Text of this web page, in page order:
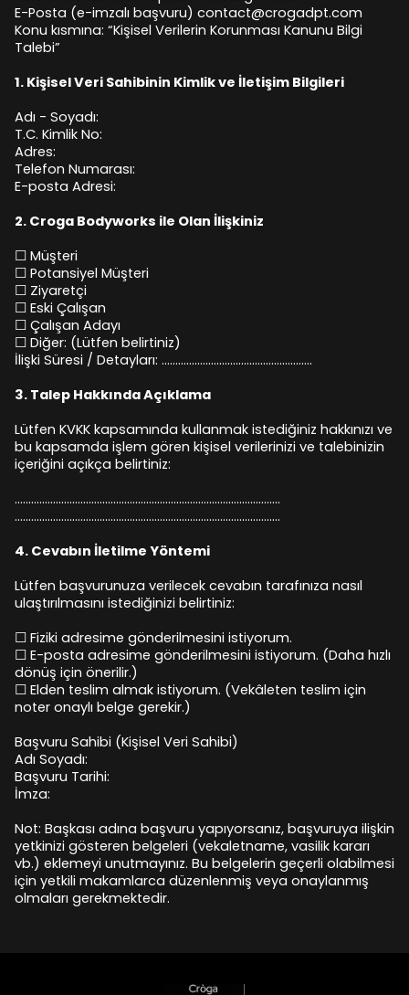
E-Posta (e-imzalı başvuru) contact@crogadpt.com
Konu kısmına: “Kişisel Verilerin Korunması Kanunu Bilgi
Talebi”
1.⁠ ⁠Kişisel Veri Sahibinin Kimlik ve İletişim Bilgileri
Adı - Soyadı:
T.C. Kimlik No:
Adres:
Telefon Numarası:
E-posta Adresi:
2.⁠ ⁠Croga Bodyworks ile Olan İlişkiniz
☐ Müşteri
☐ Potansiyel Müşteri
☐ Ziyaretçi
☐ Eski Çalışan
☐ Çalışan Adayı
☐ Diğer: (Lütfen belirtiniz)
İlişki Süresi / Detayları: .......................................................
3.⁠ ⁠Talep Hakkında Açıklama
Lütfen KVKK kapsamında kullanmak istediğiniz hakkınızı ve
bu kapsamda işlem gören kişisel verilerinizi ve talebinizin
içeriğini açıkça belirtiniz:
.................................................................................................
.................................................................................................
4.⁠ ⁠Cevabın İletilme Yöntemi
Lütfen başvurunuza verilecek cevabın tarafınıza nasıl
ulaştırılmasını istediğinizi belirtiniz:
☐ Fiziki adresime gönderilmesini istiyorum.
☐ E-posta adresime gönderilmesini istiyorum. (Daha hızlı
dönüş için önerilir.)
☐ Elden teslim almak istiyorum. (Vekâleten teslim için
noter onaylı belge gerekir.)
Başvuru Sahibi (Kişisel Veri Sahibi)
Adı Soyadı:
Başvuru Tarihi:
İmza:
Not: Başkası adına başvuru yapıyorsanız, başvuruya ilişkin
yetkinizi gösteren belgeleri (vekaletname, vasilik kararı
vb.) eklemeyi unutmayınız. Bu belgelerin geçerli olabilmesi
için yetkili makamlarca düzenlenmiş veya onaylanmış
olmaları gerekmektedir.